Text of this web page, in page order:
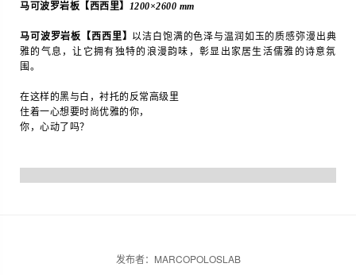
马可波罗岩板【西西里】 1200×2600 mm
马可波罗岩板【西西里】 以洁白饱满的色泽与温润如玉的质感弥漫出典
雅的气息，让它拥有独特的浪漫韵味，彰显出家居生活儒雅的诗意氛
围。
在这样的黑与白，衬托的反常高级里
住着一心想要时尚优雅的你，
你，心动了吗？
发布者：MARCOPOLOSLAB